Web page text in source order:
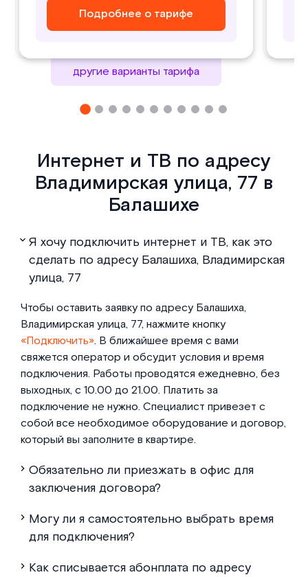
Подробнее о тарифе
Подробнее о тарифе
Подробнее о тарифе
Подробнее о тарифе
другие варианты тарифа
Интернет и ТВ по адресу
Владимирская улица, 77 в
Балашихе
Я хочу подключить интернет и ТВ, как это
сделать по адресу Балашиха, Владимирская
улица, 77
Чтобы оставить заявку по адресу Балашиха,
Владимирская улица, 77, нажмите кнопку
«Подключить». В ближайшее время с вами
свяжется оператор и обсудит условия и время
подключения. Работы проводятся ежедневно, без
выходных, с 10.00 до 21.00. Платить за
подключение не нужно. Специалист привезет с
собой все необходимое оборудование и договор,
который вы заполните в квартире.
Обязательно ли приезжать в офис для
заключения договора?
Могу ли я самостоятельно выбрать время
для подключения?
Как списывается абонплата по адресу